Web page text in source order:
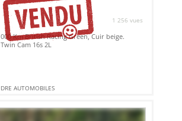
1 256 vues
Km British Racing Green, Cuir beige.
Cam 16s 2L
AUTOMOBILES